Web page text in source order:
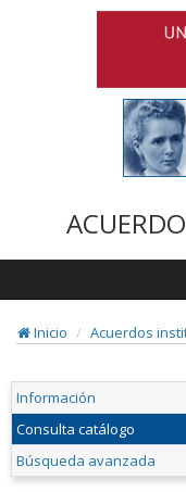
Inicio
Acuerdos
Información
Consulta catálogo
Búsqueda avanzada